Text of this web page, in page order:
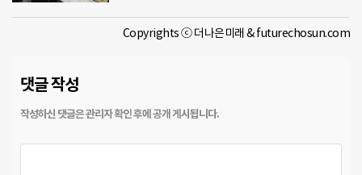
Copyrights ⓒ 더나은미래 & futurechosun.com
댓글 작성